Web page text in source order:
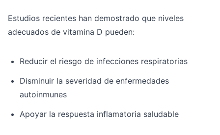
Estudios recientes han demostrado que niveles
adecuados de vitamina D pueden:
Reducir el riesgo de infecciones respiratorias
Disminuir la severidad de enfermedades
autoinmunes
Apoyar la respuesta inflamatoria saludable